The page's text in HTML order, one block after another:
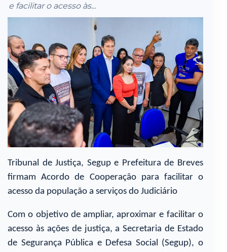
e facilitar o acesso às...
Tribunal de Justiça, Segup e Prefeitura de Breves
firmam Acordo de Cooperação para facilitar o
acesso da população a serviços do Judiciário
Com o objetivo de ampliar, aproximar e facilitar o
acesso às ações de justiça, a Secretaria de Estado
de Segurança Pública e Defesa Social (Segup), o